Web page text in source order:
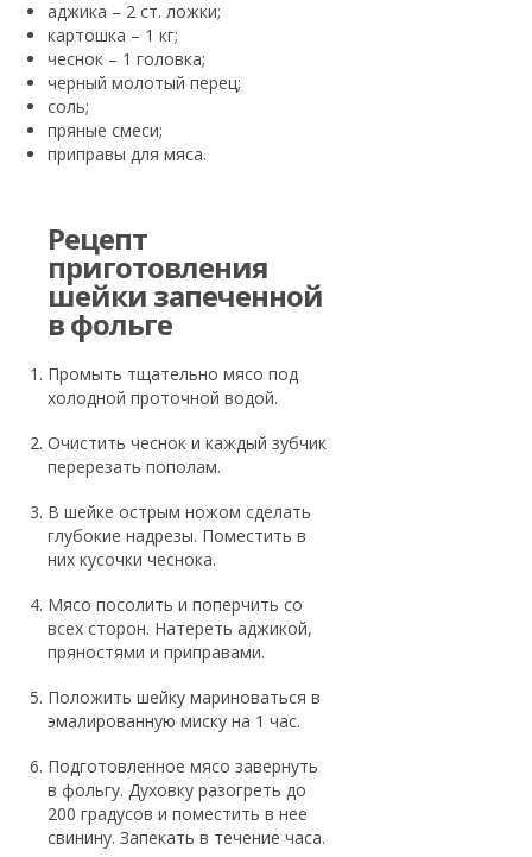
аджика – 2 ст. ложки;
картошка – 1 кг;
чеснок – 1 головка;
черный молотый перец;
соль;
пряные смеси;
приправы для мяса.
Рецепт
приготовления
шейки запеченной
в фольге
Промыть тщательно мясо под
холодной проточной водой.
Очистить чеснок и каждый зубчик
перерезать пополам.
В шейке острым ножом сделать
глубокие надрезы. Поместить в
них кусочки чеснока.
Мясо посолить и поперчить со
всех сторон. Натереть аджикой,
пряностями и приправами.
Положить шейку мариноваться в
эмалированную миску на 1 час.
Подготовленное мясо завернуть
в фольгу. Духовку разогреть до
200 градусов и поместить в нее
свинину. Запекать в течение часа.